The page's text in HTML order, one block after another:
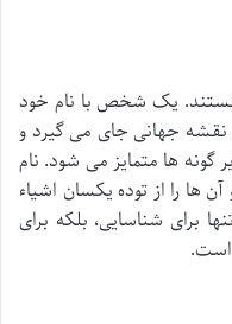
هستند. یک شخص با نام خود
جهانی جای می گیرد و
گونه ها متمایز می شود. نام
ها را از توده یکسان اشیاء
برای شناسایی، بلکه برای
است.